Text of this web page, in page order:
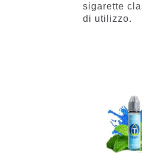
sigarette
di utilizzo.